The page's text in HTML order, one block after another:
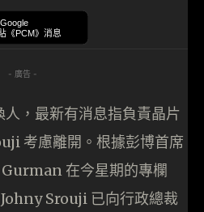
《PCM》消息
- 廣告 -
，最新有消息指負責晶片
考慮離開。根據彭博首席
在今星期的專欄
Srouji 已向行政總裁